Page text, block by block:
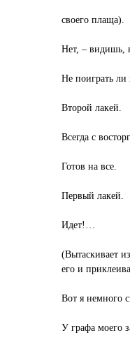
своего плаща).
Нет, – видишь,
Не поиграть ли
Второй лакей.
Всегда с
Готов на все.
Первый лакей.
Идет!…
(Вытаскивает
его и
Вот я немного
У графа моего